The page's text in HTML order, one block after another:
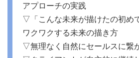
アプローチの実践
▽「こんな未来が描けたの初め
ワクワクする未来の描き方
▽無理なく自然にセールスに繋